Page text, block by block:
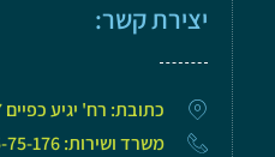
יצירת קשר:
כתובת: רח' יגיע כפיים 17 פתח תקווה
משרד ושירות: 072-25-75-176